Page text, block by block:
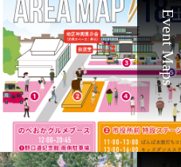
Event Maps